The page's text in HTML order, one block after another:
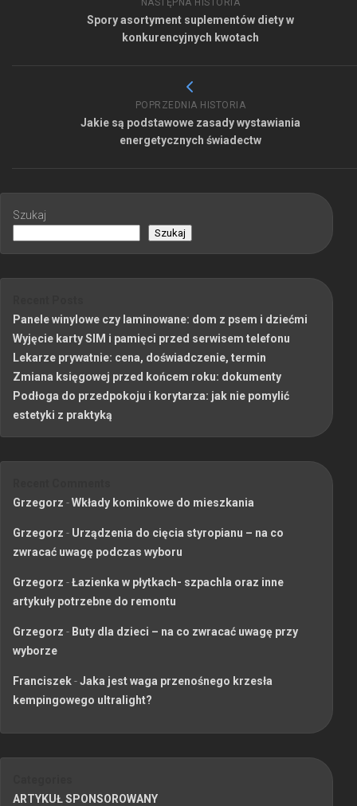
NASTĘPNA HISTORIA
Spory asortyment suplementów diety w
konkurencyjnych kwotach
POPRZEDNIA HISTORIA
Jakie są podstawowe zasady wystawiania
energetycznych świadectw
Szukaj
Szukaj
Panele winylowe czy laminowane: dom z psem i dziećmi
Wyjęcie karty SIM i pamięci przed serwisem telefonu
Lekarze prywatnie: cena, doświadczenie, termin
Zmiana księgowej przed końcem roku: dokumenty
Podłoga do przedpokoju i korytarza: jak nie pomylić
estetyki z praktyką
Grzegorz -Wkłady kominkowe do mieszkania
Grzegorz - Urządzenia do cięcia styropianu – na co
zwracać uwagę podczas wyboru
Grzegorz -Łazienka w płytkach- szpachla oraz inne
artykuły potrzebne do remontu
Grzegorz - Buty dla dzieci – na co zwracać uwagę przy
wyborze
Franciszek-Jaka jest waga przenośnego krzesła
kempingowego ultralight?
ARTYKUŁ SPONSOROWANY